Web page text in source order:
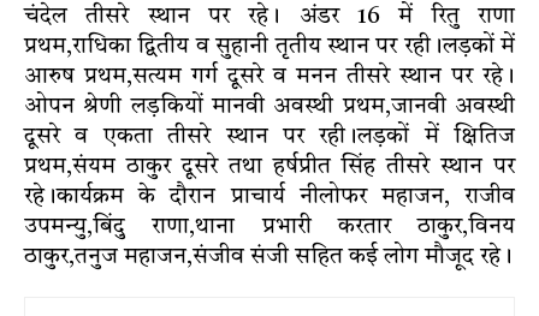
चंदेल तीसरे स्थान पर रहे। अंडर 16 में रितु राणा
प्रथम,राधिका द्वितीय व सुहानी तृतीय स्थान पर रही।लड़कों में
आरुष प्रथम,सत्यम गर्ग दूसरे व मनन तीसरे स्थान पर रहे।
ओपन श्रेणी लड़कियों मानवी अवस्थी प्रथम,जानवी अवस्थी
दूसरे व एकता तीसरे स्थान पर रही।लड़कों में क्षितिज
प्रथम,संयम ठाकुर दूसरे तथा हर्षप्रीत सिंह तीसरे स्थान पर
रहे।कार्यक्रम के दौरान प्राचार्य नीलोफर महाजन, राजीव
उपमन्यु,बिंदु राणा,थाना प्रभारी करतार ठाकुर,विनय
ठाकुर,तनुज महाजन,संजीव संजी सहित कई लोग मौजूद रहे।